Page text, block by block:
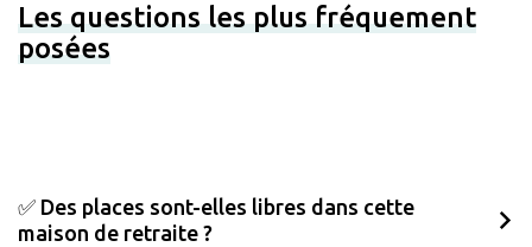
Les questions les plus fréquement
posées
✅ Des places sont-elles libres dans cette
maison de retraite ?